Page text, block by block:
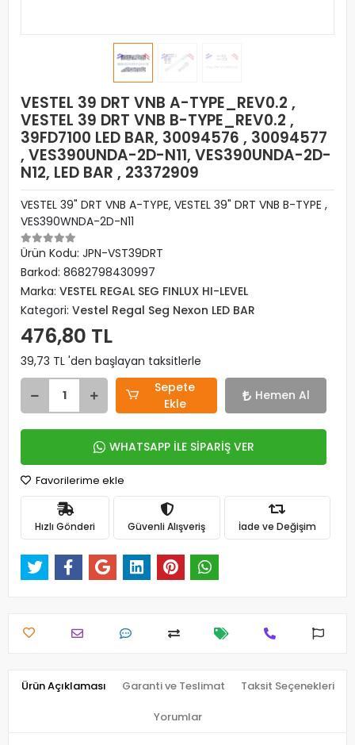
VESTEL 39 DRT VNB A-TYPE_REV0.2 ,
VESTEL 39 DRT VNB B-TYPE_REV0.2 ,
39FD7100 LED BAR, 30094576 , 30094577
, VES390UNDA-2D-N11, VES390UNDA-2D-
N12, LED BAR , 23372909
VESTEL 39" DRT VNB A-TYPE, VESTEL 39" DRT VNB B-TYPE ,
VES390WNDA-2D-N11
Ürün Kodu: JPN-VST39DRT
Barkod: 8682798430997
Marka: VESTEL REGAL SEG FINLUX HI-LEVEL
Kategori: Vestel Regal Seg Nexon LED BAR
476,80 TL
39,73 TL 'den başlayan taksitlerle
Sepete
Ekle
Hemen Al
WHATSAPP İLE SİPARİŞ VER
Favorilerime ekle
Hızlı Gönderi Güvenli Alışveriş İade ve Değişim
Ürün Açıklaması Garanti ve Teslimat Taksit Seçenekleri
Yorumlar